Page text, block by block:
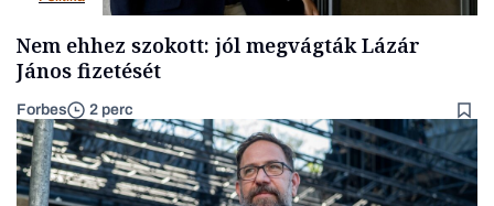
Nem ehhez szokott: jól megvágták Lázár
János fizetését
Forbes 2 perc